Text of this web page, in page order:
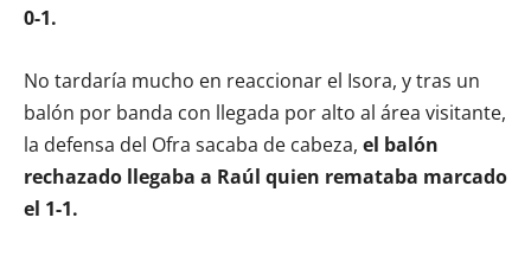
0-1.
No tardaría mucho en reaccionar el Isora, y tras un
balón por banda con llegada por alto al área visitante,
la defensa del Ofra sacaba de cabeza, el balón
rechazado llegaba a Raúl quien remataba marcado
el 1-1.